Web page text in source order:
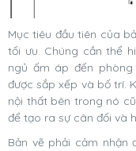
Mục tiêu đầu tiên của
tối ưu. Chúng cần thể
ngủ ấm áp đến
được sắp xếp và bố trí.
nội thất bên trong nó
để tạo ra sự cân đối và
Bản vẽ phải cảm nhận